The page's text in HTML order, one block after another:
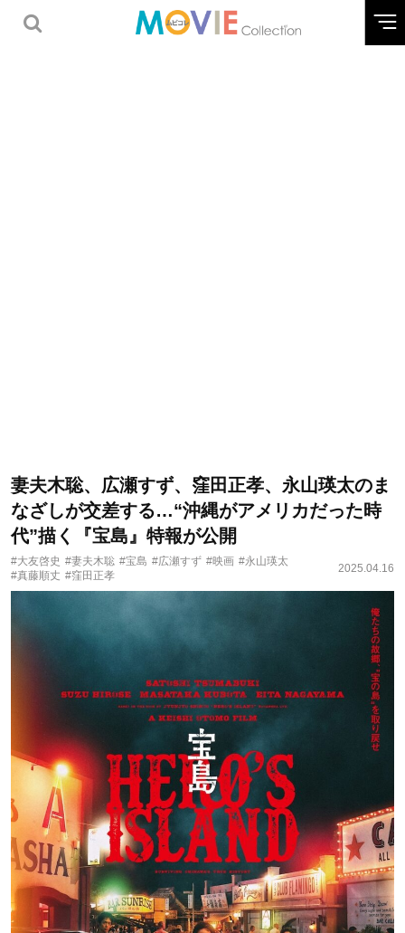
妻夫木聡、広瀬すず、窪田正孝、永山瑛太のま
なざしが交差する…“沖縄がアメリカだった時
代”描く『宝島』特報が公開
#大友啓史 #妻夫木聡 #宝島 #広瀬すず #映画 #永山瑛太
#真藤順丈 #窪田正孝
2025.04.16